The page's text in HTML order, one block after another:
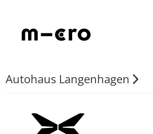
Autohaus Langenhagen